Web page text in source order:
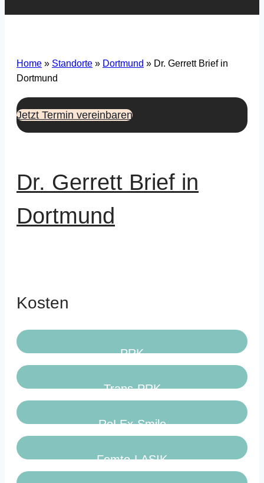
Home » Standorte » Dortmund » Dr. Gerrett Brief in
Dortmund
Jetzt Termin vereinbaren
Dr. Gerrett Brief in
Dortmund
Kosten
PRK
Trans-PRK
ReLEx-Smile
Femto-LASIK